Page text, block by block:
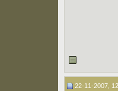
22-11-2007,